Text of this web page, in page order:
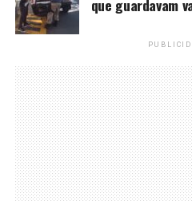
que guardavam